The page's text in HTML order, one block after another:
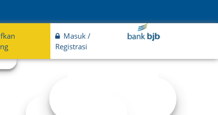
Masuk /
Registrasi